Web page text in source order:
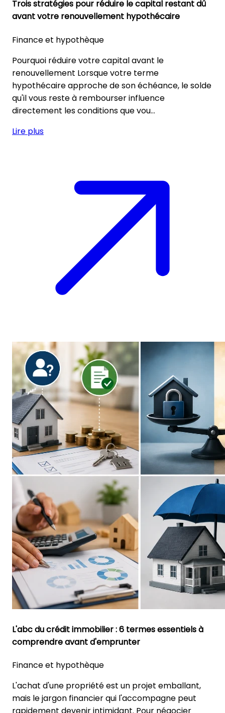
Trois stratégies pour réduire le capital restant dû
avant votre renouvellement hypothécaire
Finance et hypothèque
Pourquoi réduire votre capital avant le
renouvellement Lorsque votre terme
hypothécaire approche de son échéance, le solde
qu'il vous reste à rembourser influence
directement les conditions que vou...
Lire plus
L'abc du crédit immobilier : 6 termes essentiels à
comprendre avant d'emprunter
Finance et hypothèque
L'achat d'une propriété est un projet emballant,
mais le jargon financier qui l'accompagne peut